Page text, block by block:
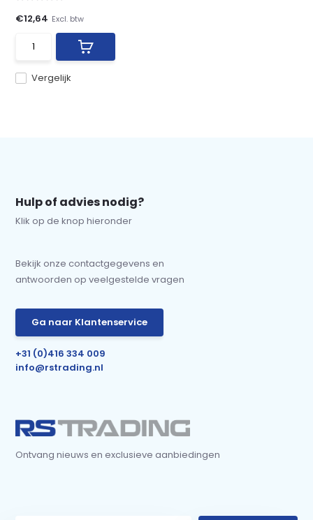
Vergelijk
€12,64 Excl. btw
Hulp of advies nodig?
Klik op de knop hieronder
Bekijk onze contactgegevens en
antwoorden op veelgestelde vragen
Ga naar Klantenservice
+31 (0)416 334 009
info@rstrading.nl
Ontvang nieuws en exclusieve aanbiedingen